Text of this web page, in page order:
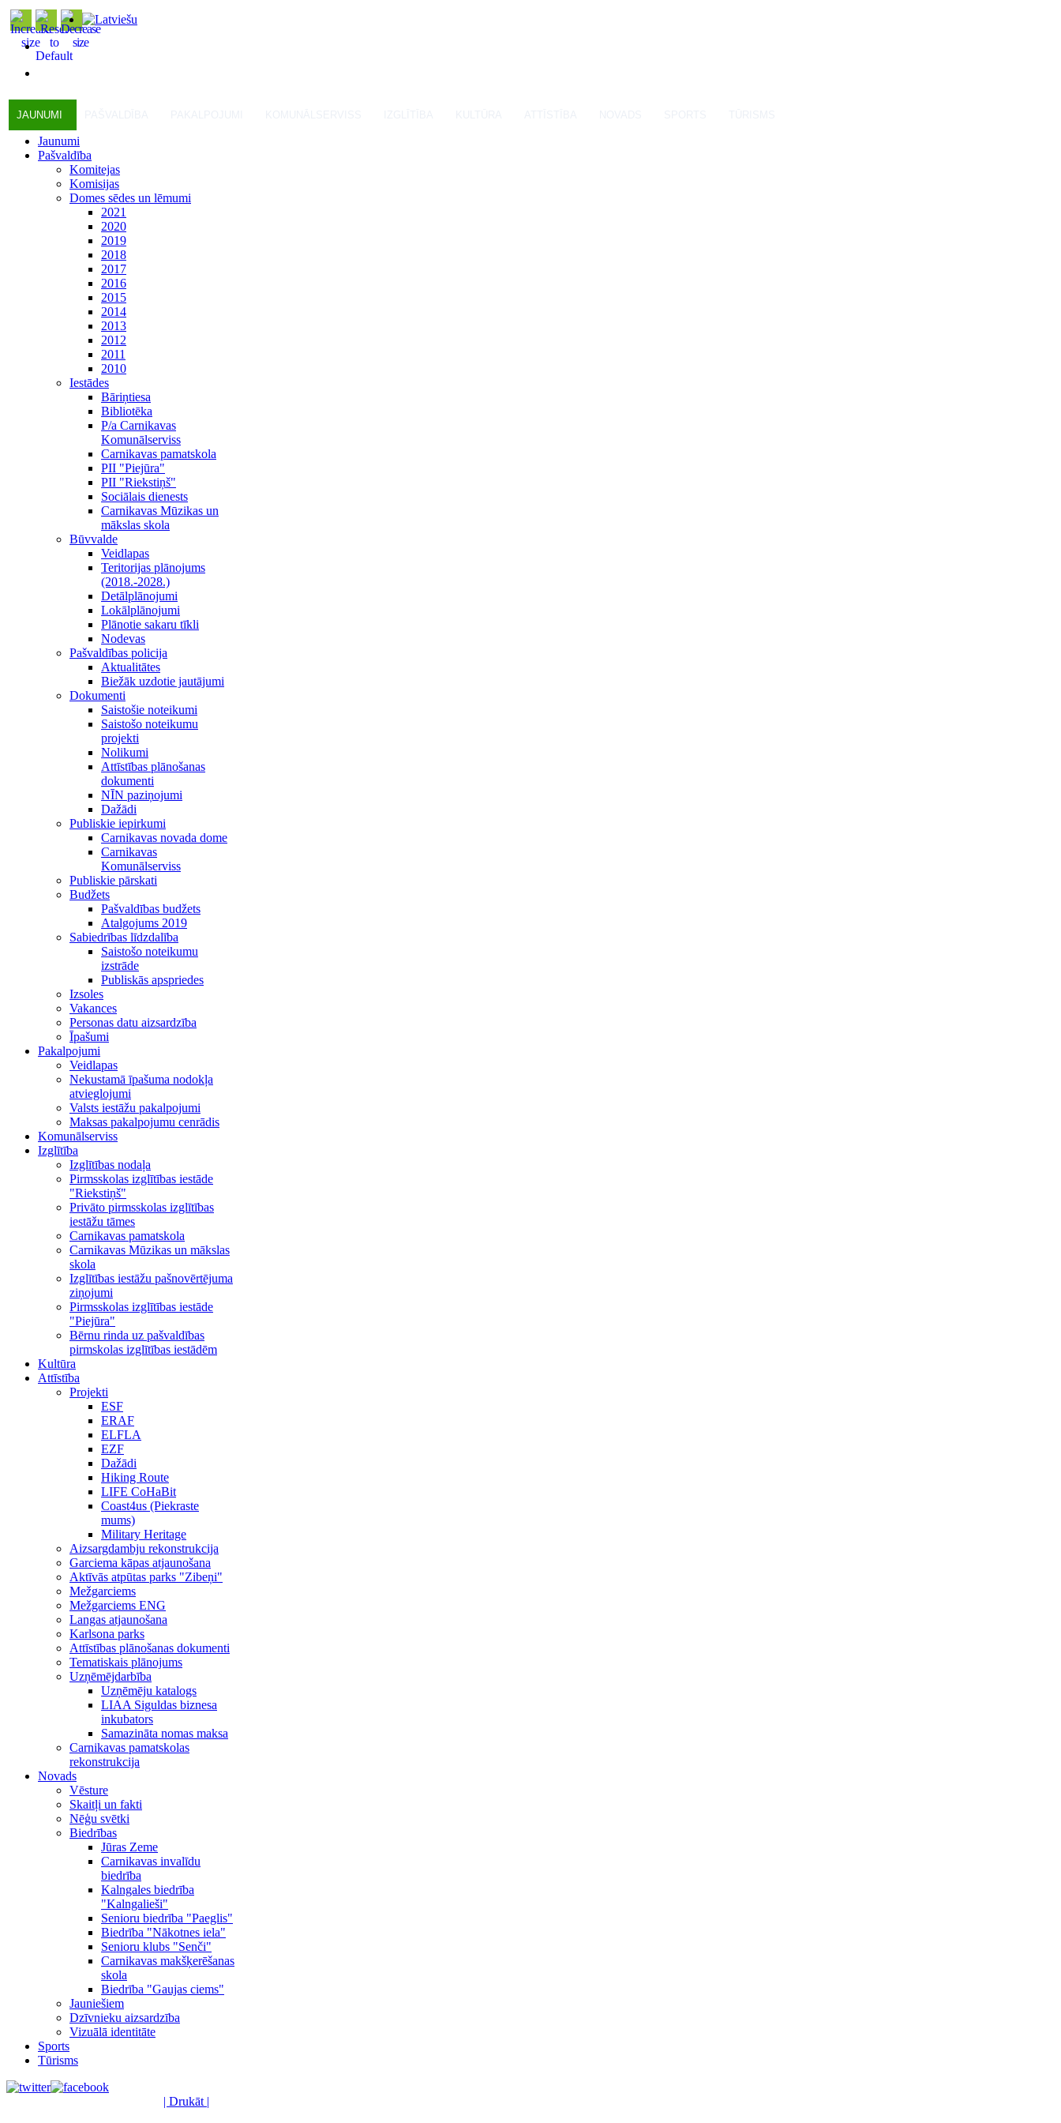
JAUNUMI
Jaunumi
Pašvaldība
Komitejas
Komisijas
Domes sēdes un lēmumi
2021
2020
2019
2018
2017
2016
2015
2014
2013
2012
2011
2010
Iestādes
Bāriņtiesa
Bibliotēka
P/a Carnikavas
Komunālserviss
Carnikavas pamatskola
PII "Piejūra"
PII "Riekstiņš"
Sociālais dienests
Carnikavas Mūzikas un
mākslas skola
Būvvalde
Veidlapas
Teritorijas plānojums
(2018.-2028.)
Detālplānojumi
Lokālplānojumi
Plānotie sakaru tīkli
Nodevas
Pašvaldības policija
Aktualitātes
Biežāk uzdotie jautājumi
Dokumenti
Saistošie noteikumi
Saistošo noteikumu
projekti
Nolikumi
Attīstības plānošanas
dokumenti
NĪN paziņojumi
Dažādi
Publiskie iepirkumi
Carnikavas novada dome
Carnikavas
Komunālserviss
Publiskie pārskati
Budžets
Pašvaldības budžets
Atalgojums 2019
Sabiedrības līdzdalība
Saistošo noteikumu
izstrāde
Publiskās apspriedes
Izsoles
Vakances
Personas datu aizsardzība
Īpašumi
Pakalpojumi
Veidlapas
Nekustamā īpašuma nodokļa
atvieglojumi
Valsts iestāžu pakalpojumi
Maksas pakalpojumu cenrādis
Komunālserviss
Izglītība
Izglītības nodaļa
Pirmsskolas izglītības iestāde
"Riekstiņš"
Privāto pirmsskolas izglītības
iestāžu tāmes
Carnikavas pamatskola
Carnikavas Mūzikas un mākslas
skola
Izglītības iestāžu pašnovērtējuma
ziņojumi
Pirmsskolas izglītības iestāde
"Piejūra"
Bērnu rinda uz pašvaldības
pirmskolas izglītības iestādēm
Kultūra
Attīstība
Projekti
ESF
ERAF
ELFLA
EZF
Dažādi
Hiking Route
LIFE CoHaBit
Coast4us (Piekraste
mums)
Military Heritage
Aizsargdambju rekonstrukcija
Garciema kāpas atjaunošana
Aktīvās atpūtas parks "Zibeņi"
Mežgarciems
Mežgarciems ENG
Langas atjaunošana
Karlsona parks
Attīstības plānošanas dokumenti
Tematiskais plānojums
Uzņēmējdarbība
Uzņēmēju katalogs
LIAA Siguldas biznesa
inkubators
Samazināta nomas maksa
Carnikavas pamatskolas
rekonstrukcija
Novads
Vēsture
Skaitļi un fakti
Nēģu svētki
Biedrības
Jūras Zeme
Carnikavas invalīdu
biedrība
Kalngales biedrība
"Kalngalieši"
Senioru biedrība "Paeglis"
Biedrība "Nākotnes iela"
Senioru klubs "Senči"
Carnikavas makšķerēšanas
skola
Biedrība "Gaujas ciems"
Jauniešiem
Dzīvnieku aizsardzība
Vizuālā identitāte
Sports
Tūrisms
| Drukāt |